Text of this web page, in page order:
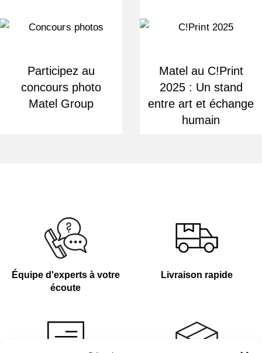
Participez au
concours photo
Matel Group
Matel au C!Print
2025 : Un stand
entre art et échange
humain
Équipe d'experts à votre
écoute
Livraison rapide